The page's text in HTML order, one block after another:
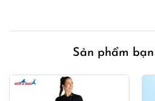
Sản phẩm